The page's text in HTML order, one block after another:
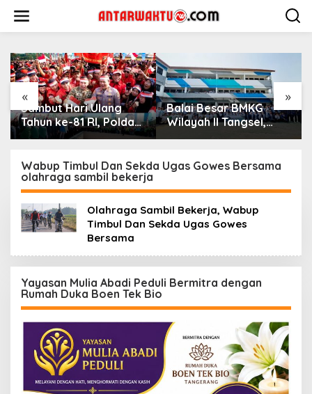
konten
« »
Sambut Hari Ulang
Tahun ke-81 RI, Polda
Metro Jaya Gelar Apel
Balai Besar BMKG
Wilayah II Tangsel,
Edukasi Bencana
Tsunami kepada
Wabup Timbul Dan Sekda Ugas Gowes Bersama
olahraga sambil bekerja
Olahraga Sambil Bekerja, Wabup
Timbul Dan Sekda Ugas Gowes
Bersama
Yayasan Mulia Abadi Peduli Bermitra dengan
Rumah Duka Boen Tek Bio